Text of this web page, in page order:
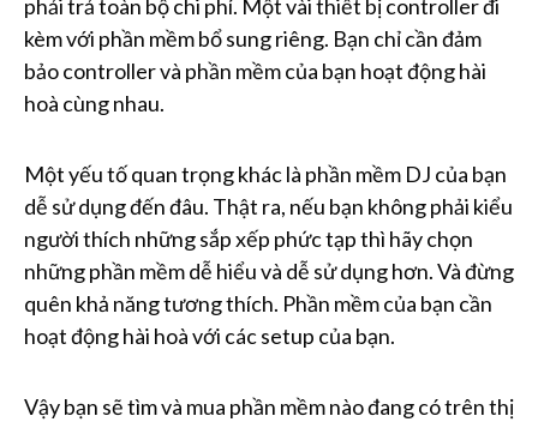
phải trả toàn bộ chi phí. Một vài thiết bị controller đi
kèm với phần mềm bổ sung riêng. Bạn chỉ cần đảm
bảo controller và phần mềm của bạn hoạt động hài
hoà cùng nhau.
Một yếu tố quan trọng khác là phần mềm DJ của bạn
dễ sử dụng đến đâu. Thật ra, nếu bạn không phải kiểu
người thích những sắp xếp phức tạp thì hãy chọn
những phần mềm dễ hiểu và dễ sử dụng hơn. Và đừng
quên khả năng tương thích. Phần mềm của bạn cần
hoạt động hài hoà với các setup của bạn.
Vậy bạn sẽ tìm và mua phần mềm nào đang có trên thị